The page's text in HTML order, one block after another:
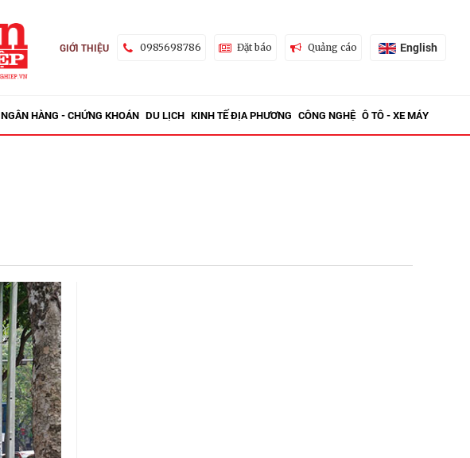
GIỚI THIỆU 0985698786 Đặt báo Quảng cáo English
NGÂN HÀNG - CHỨNG KHOÁN DU LỊCH KINH TẾ ĐỊA PHƯƠNG CÔNG NGHỆ Ô TÔ - XE MÁY